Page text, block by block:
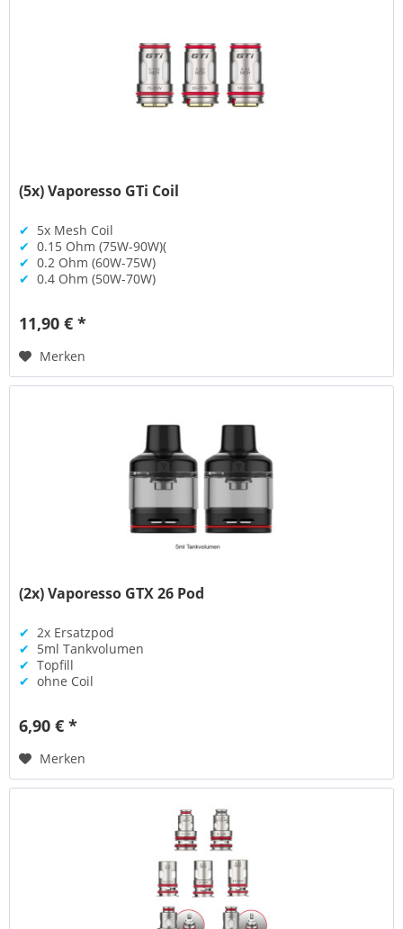
(5x) Vaporesso GTi Coil
✔ 5x Mesh Coil
✔ 0.15 Ohm (75W-90W)(
✔ 0.2 Ohm (60W-75W)
✔ 0.4 Ohm (50W-70W)
11,90 € *
Merken
(2x) Vaporesso GTX 26 Pod
✔ 2x Ersatzpod
✔ 5ml Tankvolumen
✔ Topfill
✔ ohne Coil
6,90 € *
Merken